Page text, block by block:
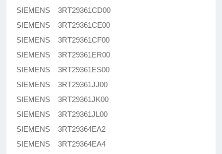
SIEMENS 3RT29361CD00
SIEMENS 3RT29361CE00
SIEMENS 3RT29361CF00
SIEMENS 3RT29361ER00
SIEMENS 3RT29361ES00
SIEMENS 3RT29361JJ00
SIEMENS 3RT29361JK00
SIEMENS 3RT29361JL00
SIEMENS 3RT29364EA2
SIEMENS 3RT29364EA4